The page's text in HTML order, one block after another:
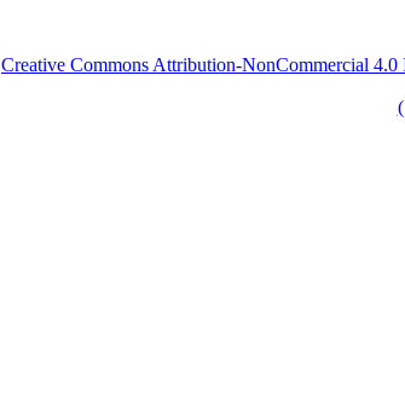
Creative Commons Attribution-NonCommercial 4.0